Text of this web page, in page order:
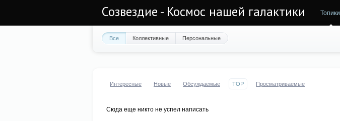
Созвездие - Космос нашей галактики Топики
Все Коллективные Персональные
Интересные Новые Обсуждаемые TOP Просматриваемые
Сюда еще никто не успел написать